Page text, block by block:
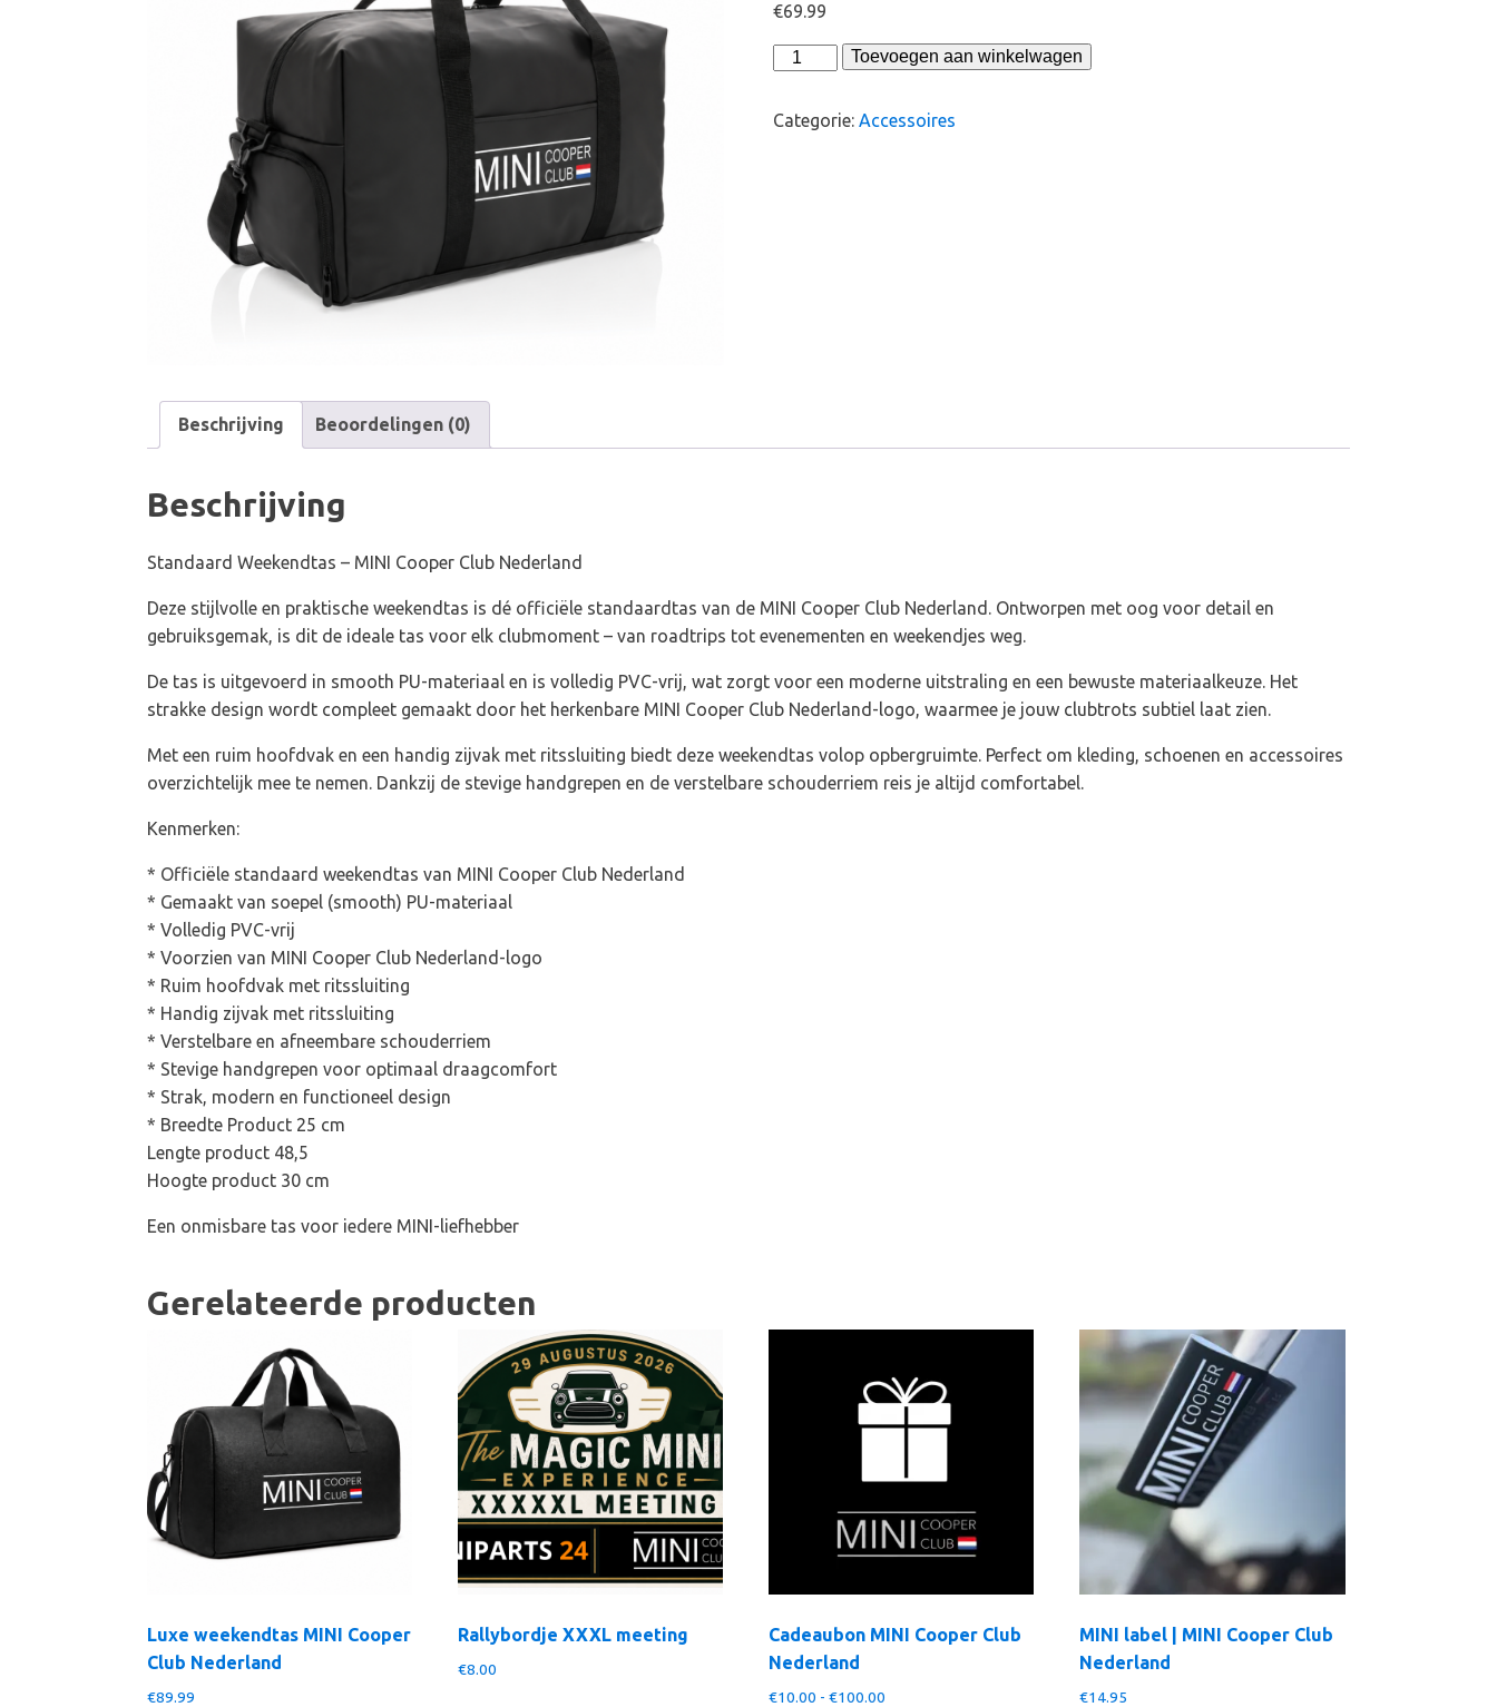
€69.99
Weekendtas
|
Toevoegen aan winkelwagen
Categorie: Accessoires
Beschrijving Beoordelingen (0)
Beschrijving
Standaard Weekendtas – MINI Cooper Club Nederland
Deze stijlvolle en praktische weekendtas is dé officiële standaardtas van de MINI Cooper Club Nederland. Ontworpen met oog voor detail en
gebruiksgemak, is dit de ideale tas voor elk clubmoment – van roadtrips tot evenementen en weekendjes weg.
De tas is uitgevoerd in smooth PU-materiaal en is volledig PVC-vrij, wat zorgt voor een moderne uitstraling en een bewuste materiaalkeuze. Het
strakke design wordt compleet gemaakt door het herkenbare MINI Cooper Club Nederland-logo, waarmee je jouw clubtrots subtiel laat zien.
Met een ruim hoofdvak en een handig zijvak met ritssluiting biedt deze weekendtas volop opbergruimte. Perfect om kleding, schoenen en accessoires
overzichtelijk mee te nemen. Dankzij de stevige handgrepen en de verstelbare schouderriem reis je altijd comfortabel.
Kenmerken:
* Officiële standaard weekendtas van MINI Cooper Club Nederland
* Gemaakt van soepel (smooth) PU-materiaal
* Volledig PVC-vrij
* Voorzien van MINI Cooper Club Nederland-logo
* Ruim hoofdvak met ritssluiting
* Handig zijvak met ritssluiting
* Verstelbare en afneembare schouderriem
* Stevige handgrepen voor optimaal draagcomfort
* Strak, modern en functioneel design
* Breedte Product 25 cm
Lengte product 48,5
Hoogte product 30 cm
Een onmisbare tas voor iedere MINI-liefhebber
Gerelateerde producten
Luxe weekendtas MINI Cooper
Club Nederland
€89.99
Rallybordje XXXL meeting
€8.00
Cadeaubon MINI Cooper Club
Nederland
€10.00 - €100.00
MINI label | MINI Cooper Club
Nederland
€14.95